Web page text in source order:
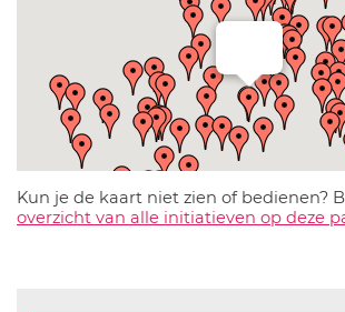
Kun je de kaart niet zien of bedienen?
overzicht van alle initiatieven op deze